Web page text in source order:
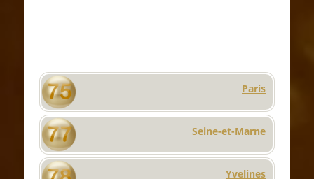
Depuis les années 20, il y eu également des
radios dont la zone de couverture ne dépassait
guère la région et dont le programme était
destiné aux parisiens où aux touristes de
passage dans la capitale. Si certaines stations
faisaient référence à Paris dans leur nom,
comme « Paris PTT », « Poste de la Tour Eiffel »,
« Radio Paris » ou « Poste Parisien », elles
Paris
Seine-et-Marne
Yvelines